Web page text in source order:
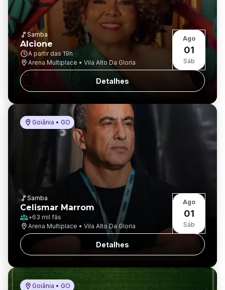
Samba
Alcione
A partir das19h
Arena Multiplace • Vila Alto Da Gloria
Ago
01
Sáb
Detalhes
Goiânia • GO
Samba
Celismar Marrom
+63 mil fãs
Arena Multiplace • Vila Alto Da Gloria
Ago
01
Sáb
Detalhes
Goiânia • GO